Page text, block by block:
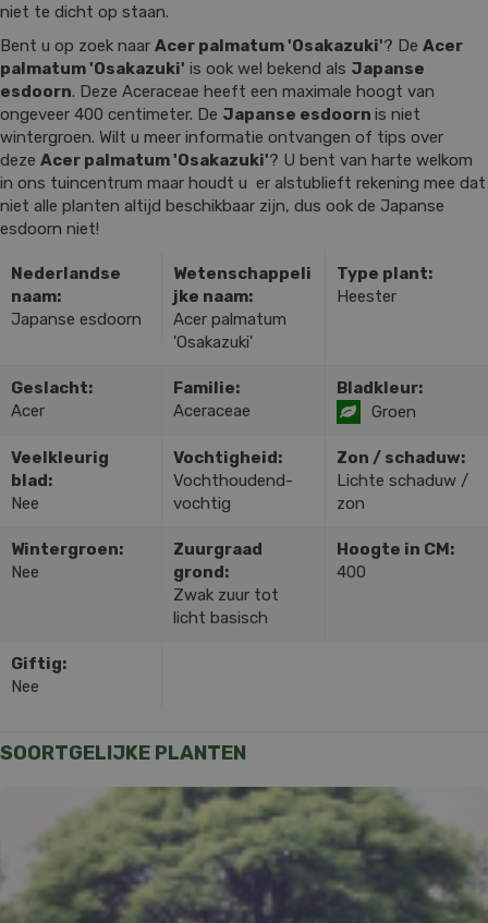
niet te dicht op staan.
Bent u op zoek naar Acer palmatum 'Osakazuki'? De Acer
palmatum 'Osakazuki' is ook wel bekend als Japanse
esdoorn. Deze Aceraceae heeft een maximale hoogt van
ongeveer 400 centimeter. De Japanse esdoorn is niet
wintergroen. Wilt u meer informatie ontvangen of tips over
deze Acer palmatum 'Osakazuki'? U bent van harte welkom
in ons tuincentrum maar houdt u er alstublieft rekening mee dat
niet alle planten altijd beschikbaar zijn, dus ook de Japanse
esdoorn niet!
Nederlandse
naam:
Japanse esdoorn
Wetenschappeli
jke naam:
Acer palmatum
'Osakazuki'
Type plant:
Heester
Geslacht:
Acer
Familie:
Aceraceae
Bladkleur:
Groen
Veelkleurig
blad:
Nee
Vochtigheid:
Vochthoudend-
vochtig
Zon / schaduw:
Lichte schaduw /
zon
Wintergroen:
Nee
Zuurgraad
grond:
Zwak zuur tot
licht basisch
Hoogte in CM:
400
Giftig:
Nee
SOORTGELIJKE PLANTEN